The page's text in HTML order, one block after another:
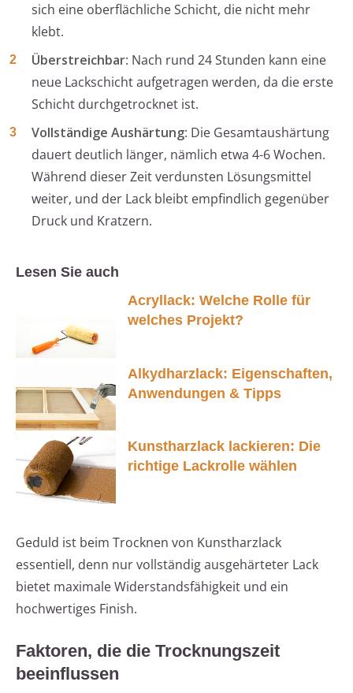
sich eine oberflächliche Schicht, die nicht mehr
klebt.
Überstreichbar: Nach rund 24 Stunden kann eine
neue Lackschicht aufgetragen werden, da die erste
Schicht durchgetrocknet ist.
Vollständige Aushärtung: Die Gesamtaushärtung
dauert deutlich länger, nämlich etwa 4-6 Wochen.
Während dieser Zeit verdunsten Lösungsmittel
weiter, und der Lack bleibt empfindlich gegenüber
Druck und Kratzern.
Lesen Sie auch
Acryllack: Welche Rolle für
welches Projekt?
Alkydharzlack: Eigenschaften,
Anwendungen & Tipps
Kunstharzlack lackieren: Die
richtige Lackrolle wählen
Geduld ist beim Trocknen von Kunstharzlack
essentiell, denn nur vollständig ausgehärteter Lack
bietet maximale Widerstandsfähigkeit und ein
hochwertiges Finish.
Faktoren, die die Trocknungszeit
beeinflussen